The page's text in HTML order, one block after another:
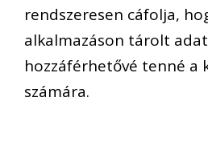
rendszeresen cáfolja,
alkalmazáson tárolt
hozzáférhetővé tenné a
számára.